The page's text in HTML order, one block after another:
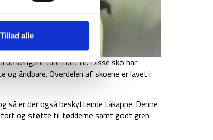
Tillad alle
de længere ture i det fri. Disse sko har
åndbare. Overdelen af skoene er lavet i
så er der også beskyttende tåkappe. Denne
og støtte til fødderne samt godt greb.